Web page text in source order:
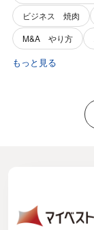
ビジネス 焼肉
M&A やり方
もっと見る